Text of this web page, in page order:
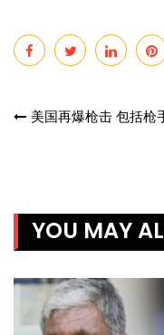
Post
美国再爆枪击 包括枪
YOU MAY